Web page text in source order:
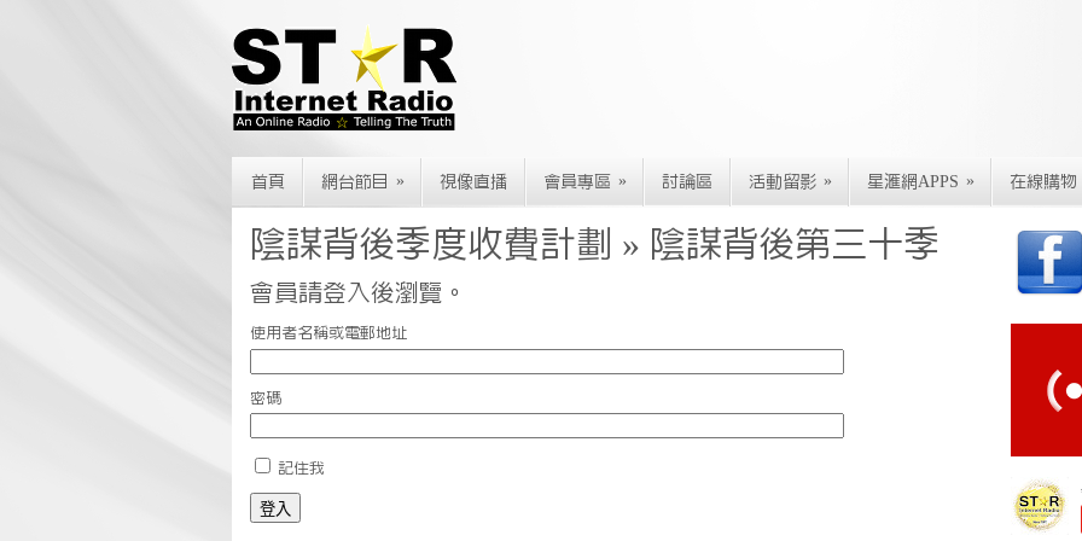
首頁 網台節目 » 視像直播 會員專區 » 討論區 活動留影 » 星滙網APPS » 在線購物
陰謀背後季度收費計劃 » 陰謀背後第三十季
會員請登入後瀏覽。
使用者名稱或電郵地址
密碼
記住我
登入